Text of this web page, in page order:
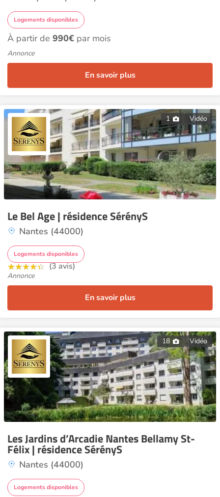
Logements disponibles
À partir de 990€ par mois
Annonce
En savoir plus
1 Vidéo
Le Bel Age | résidence SérényS
Nantes (44000)
Logements disponibles
(3 avis)
Annonce
En savoir plus
18 Vidéo
Les Jardins d’Arcadie Nantes Bellamy St-
Félix | résidence SérényS
Nantes (44000)
Logements disponibles